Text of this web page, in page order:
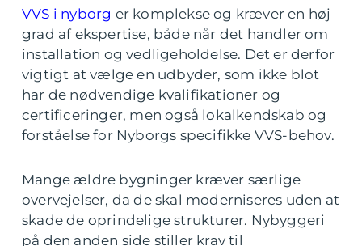
VVS i nyborg er komplekse og kræver en høj
grad af ekspertise, både når det handler om
installation og vedligeholdelse. Det er derfor
vigtigt at vælge en udbyder, som ikke blot
har de nødvendige kvalifikationer og
certificeringer, men også lokalkendskab og
forståelse for Nyborgs specifikke VVS-behov.
Mange ældre bygninger kræver særlige
overvejelser, da de skal moderniseres uden at
skade de oprindelige strukturer. Nybyggeri
på den anden side stiller krav til